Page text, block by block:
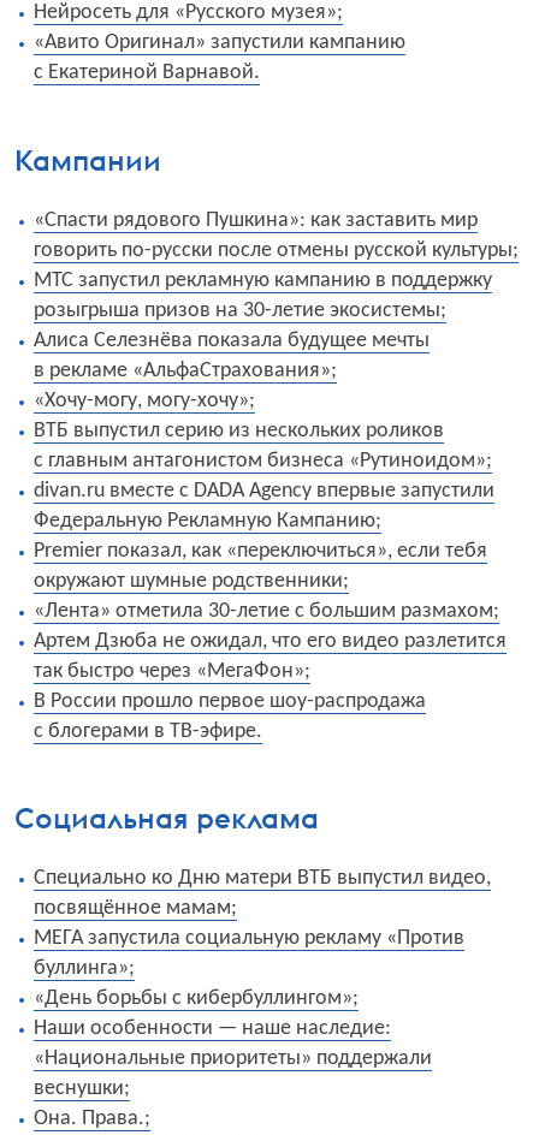
Нейросеть для «Русского музея»;
«Авито Оригинал» запустили кампанию
с Екатериной Варнавой.
Кампании
«Спасти рядового Пушкина»: как заставить мир
говорить по-русски после отмены русской культуры;
МТС запустил рекламную кампанию в поддержку
розыгрыша призов на 30-летие экосистемы;
Алиса Селезнёва показала будущее мечты
в рекламе «АльфаСтрахования»;
«Хочу-могу, могу-хочу»;
ВТБ выпустил серию из нескольких роликов
с главным антагонистом бизнеса «Рутиноидом»;
divan.ru вместе с DADA Agency впервые запустили
Федеральную Рекламную Кампанию;
Premier показал, как «переключиться», если тебя
окружают шумные родственники;
«Лента» отметила 30-летие с большим размахом;
Артем Дзюба не ожидал, что его видео разлетится
так быстро через «МегаФон»;
В России прошло первое шоу-распродажа
с блогерами в ТВ-эфире.
Социальная реклама
Специально ко Дню матери ВТБ выпустил видео,
посвящённое мамам;
МЕГА запустила социальную рекламу «Против
буллинга»;
«День борьбы с кибербуллингом»;
Наши особенности — наше наследие:
«Национальные приоритеты» поддержали
веснушки;
Она. Права.;